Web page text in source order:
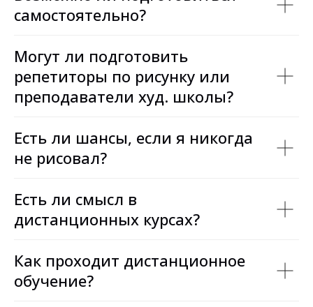
самостоятельно?
Могут ли подготовить
репетиторы по рисунку или
преподаватели худ. школы?
Есть ли шансы, если я никогда
не рисовал?
Есть ли смысл в
дистанционных курсах?
Как проходит дистанционное
обучение?